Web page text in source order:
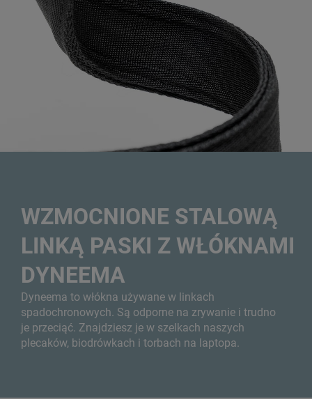
WZMOCNIONE STALOWĄ
LINKĄ PASKI Z WŁÓKNAMI
DYNEEMA
Dyneema to włókna używane w linkach
spadochronowych. Są odporne na zrywanie i trudno
je przeciąć. Znajdziesz je w szelkach naszych
plecaków, biodrówkach i torbach na laptopa.